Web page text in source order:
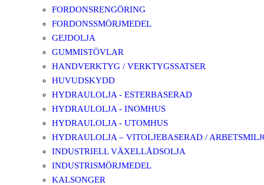
FORDONSRENGÖRING
FORDONSSMÖRJMEDEL
GEJDOLJA
GUMMISTÖVLAR
HANDVERKTYG / VERKTYGSSATSER
HUVUDSKYDD
HYDRAULOLJA - ESTERBASERAD
HYDRAULOLJA - INOMHUS
HYDRAULOLJA - UTOMHUS
HYDRAULOLJA – VITOLJEBASERAD /
INDUSTRIELL VÄXELLÅDSOLJA
INDUSTRISMÖRJMEDEL
KALSONGER